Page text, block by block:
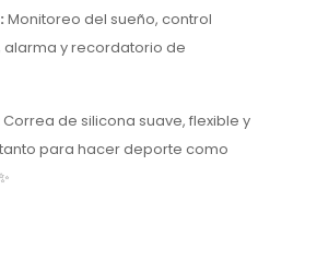
Monitoreo del sueño, control
y recordatorio de
Correa de silicona suave, flexible y
para hacer deporte como